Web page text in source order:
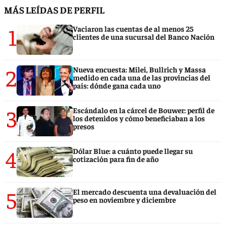
MÁS LEÍDAS DE PERFIL
1
Vaciaron las cuentas de al menos 25
clientes de una sucursal del Banco Nación
2
Nueva encuesta: Milei, Bullrich y Massa
medido en cada una de las provincias del
país: dónde gana cada uno
3
Escándalo en la cárcel de Bouwer: perfil de
los detenidos y cómo beneficiaban a los
presos
4
Dólar Blue: a cuánto puede llegar su
cotización para fin de año
5
El mercado descuenta una devaluación del
peso en noviembre y diciembre